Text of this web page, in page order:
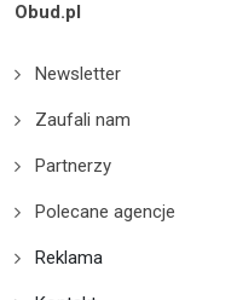
Obud.pl
Newsletter
Zaufali nam
Partnerzy
Polecane agencje
Reklama